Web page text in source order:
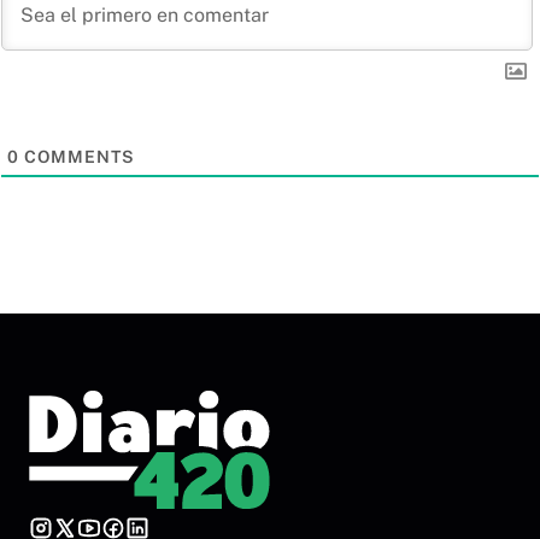
0 COMMENTS